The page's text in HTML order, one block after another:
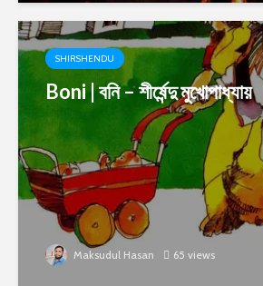
SHIRSHENDU
Boni | বনি – শীর্ষেন্দু মুখোপাধ্যায়
Maksudul Hasan 65 views